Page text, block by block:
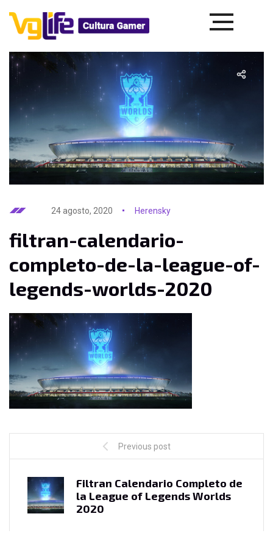
24 agosto, 2020 Herensky
filtran-calendario-
completo-de-la-league-of-
legends-worlds-2020
Previous post
Filtran Calendario Completo de
la League of Legends Worlds
2020